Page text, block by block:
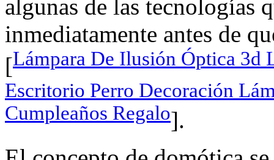
algunas de las tecnologías
inmediatamente antes de
[Lámpara De Ilusión Óptica 3d
Escritorio Perro Decoración
Cumpleaños Regalo].